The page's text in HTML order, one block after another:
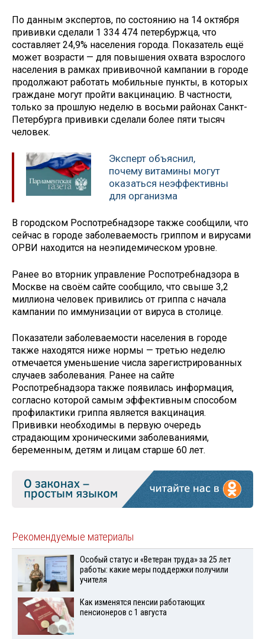
По данным экспертов, по состоянию на 14 октября
прививки сделали 1 334 474 петербуржца, что
составляет 24,9% населения города. Показатель ещё
может возрасти — для повышения охвата взрослого
населения в рамках прививочной кампании в городе
продолжают работать мобильные пункты, в которых
граждане могут пройти вакцинацию. В частности,
только за прошлую неделю в восьми районах Санкт-
Петербурга прививки сделали более пяти тысяч
человек.
Эксперт объяснил,
почему витамины могут
оказаться неэффективны
для организма
В городском Роспотребнадзоре также сообщили, что
сейчас в городе заболеваемость гриппом и вирусами
ОРВИ находится на неэпидемическом уровне.
Ранее во вторник управление Роспотребнадзора в
Москве на своём сайте сообщило, что свыше 3,2
миллиона человек привились от гриппа с начала
кампании по иммунизации от вируса в столице.
Показатели заболеваемости населения в городе
также находятся ниже нормы — третью неделю
отмечается уменьшение числа зарегистрированных
случаев заболевания. Ранее на сайте
Роспотребнадзора также появилась информация,
согласно которой самым эффективным способом
профилактики гриппа является вакцинация.
Прививки необходимы в первую очередь
страдающим хроническими заболеваниями,
беременным, детям и лицам старше 60 лет.
Рекомендуемые материалы
Особый статус и «Ветеран труда» за 25 лет
работы: какие меры поддержки получили
учителя
Как изменятся пенсии работающих
пенсионеров с 1 августа